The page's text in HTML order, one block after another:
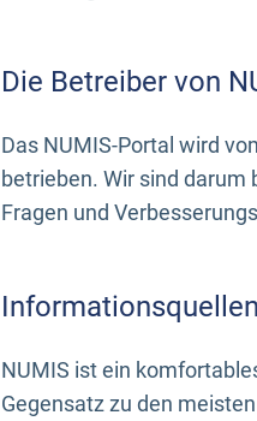
Die Betreiber von
Das NUMIS-Portal wird
betrieben. Wir sind
Fragen und
NUMIS ist ein
Gegensatz zu den